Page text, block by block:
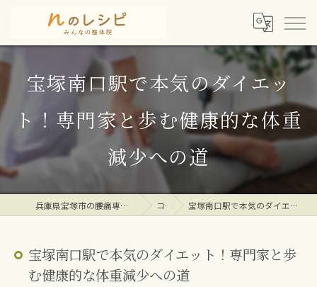
宝塚南口駅で本気のダイエッ
ト！専門家と歩む健康的な体重
減少への道
兵庫県宝塚市の腰痛専門整体院ならｎのレシピみんなの整体院 コラム 宝塚南口駅で本気のダイエット！専門家と歩む健康的な体重減少への道
宝塚南口駅で本気のダイエット！専門家と歩
む健康的な体重減少への道